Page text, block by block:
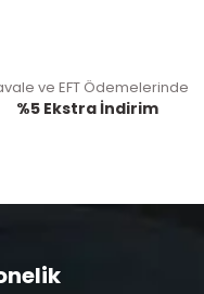
ve EFT Ödemelerinde
%5 Ekstra İndirim